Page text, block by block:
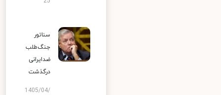
سناتور
جنگ‌طلب
ضدایرانی
درگذشت
1405/04/